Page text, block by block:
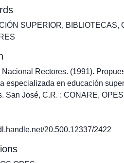
SUPERIOR, BIBLIOTECAS,
Rectores. (1991).
especializada en educación
San José, C.R. : CONARE,
20.500.12337/2422